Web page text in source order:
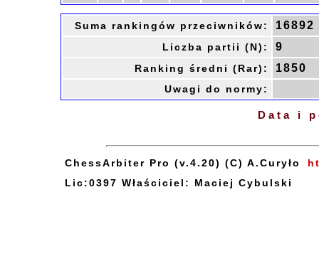
Suma rankingów przeciwników: 16892
Liczba partii (N): 9
Ranking średni (Rar): 1850
Uwagi do normy:
Data i
ChessArbiter Pro (v.4.20) (C) A.Curyło
Lic:0397 Właściciel: Maciej Cybulski